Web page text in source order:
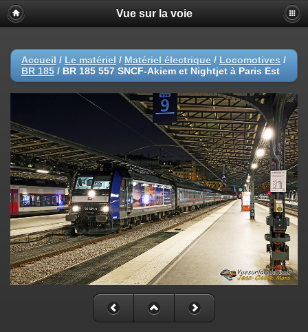
Vue sur la voie
Accueil / Le matériel / Matériel électrique / Locomotives /
BR 185 / BR 185 557 SNCF-Akiem et Nightjet à Paris Est